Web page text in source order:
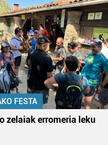
FESTA
zelaiak erromeria leku